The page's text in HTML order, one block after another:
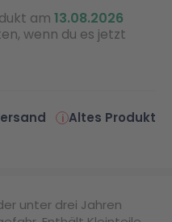
am 13.08.2026
wenn du es jetzt
Altes Produkt
unter drei Jahren